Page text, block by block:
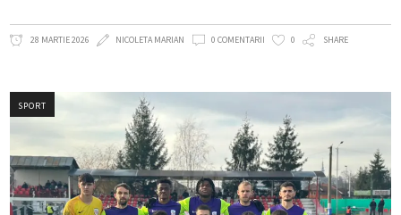
28 MARTIE 2026 NICOLETA MARIAN 0 COMENTARII 0 SHARE
SPORT